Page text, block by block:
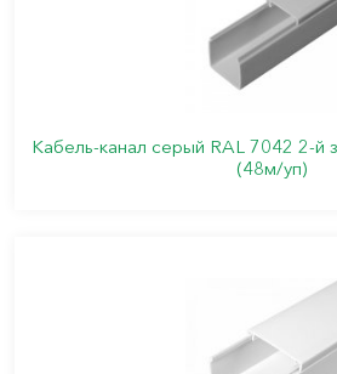
Кабель-канал серый RAL 7042 2-й
(48м/уп)